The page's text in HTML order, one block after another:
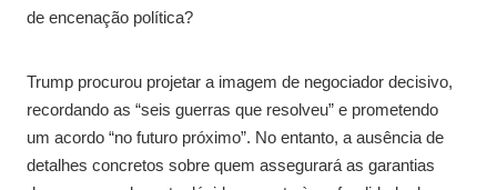
de encenação política?
Trump procurou projetar a imagem de negociador decisivo,
recordando as “seis guerras que resolveu” e prometendo
um acordo “no futuro próximo”. No entanto, a ausência de
detalhes concretos sobre quem assegurará as garantias